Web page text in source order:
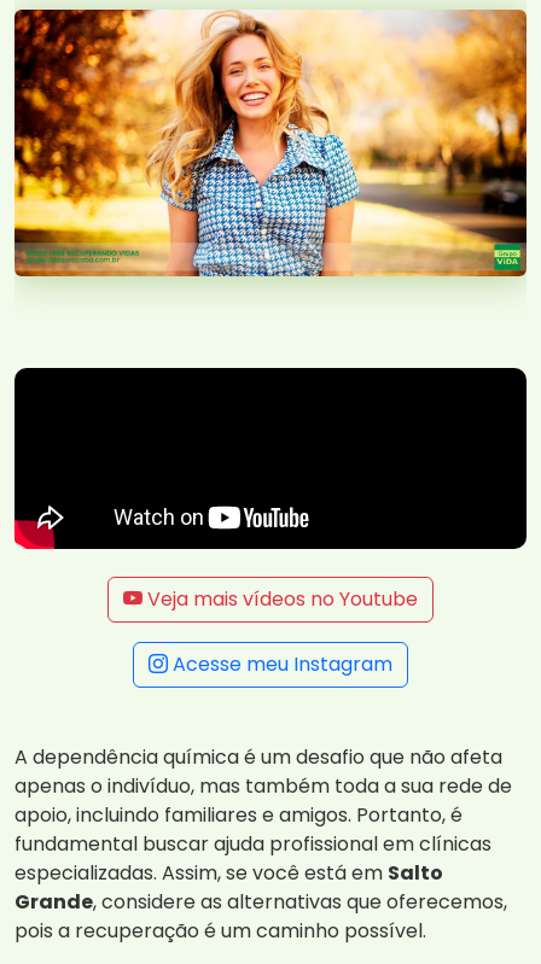
Veja mais vídeos no Youtube
Acesse meu Instagram
A dependência química é um desafio que não afeta
apenas o indivíduo, mas também toda a sua rede de
apoio, incluindo familiares e amigos. Portanto, é
fundamental buscar ajuda profissional em clínicas
especializadas. Assim, se você está em Salto
Grande, considere as alternativas que oferecemos,
pois a recuperação é um caminho possível.